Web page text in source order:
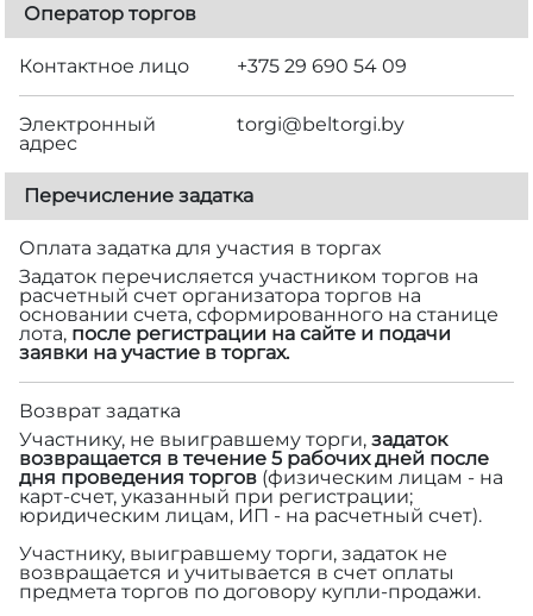
Оператор торгов
Контактное лицо +375 29 690 54 09
Электронный
адрес
torgi@beltorgi.by
Перечисление задатка
Оплата задатка для участия в торгах
Задаток перечисляется участником торгов на
расчетный счет организатора торгов на
основании счета, сформированного на станице
лота, после регистрации на сайте и подачи
заявки на участие в торгах.
Возврат задатка
Участнику, не выигравшему торги, задаток
возвращается в течение 5 рабочих дней после
дня проведения торгов (физическим лицам - на
карт-счет, указанный при регистрации;
юридическим лицам, ИП - на расчетный счет).
Участнику, выигравшему торги, задаток не
возвращается и учитывается в счет оплаты
предмета торгов по договору купли-продажи.